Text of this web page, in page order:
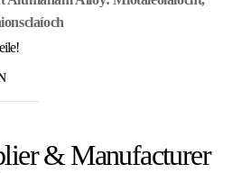
& Manufacturer